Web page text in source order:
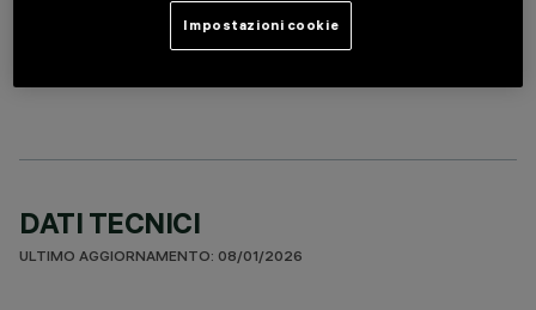
MODULO LINEARE
DATI TECNICI
ULTIMO AGGIORNAMENTO: 08/01/2026
Impostazioni cookie